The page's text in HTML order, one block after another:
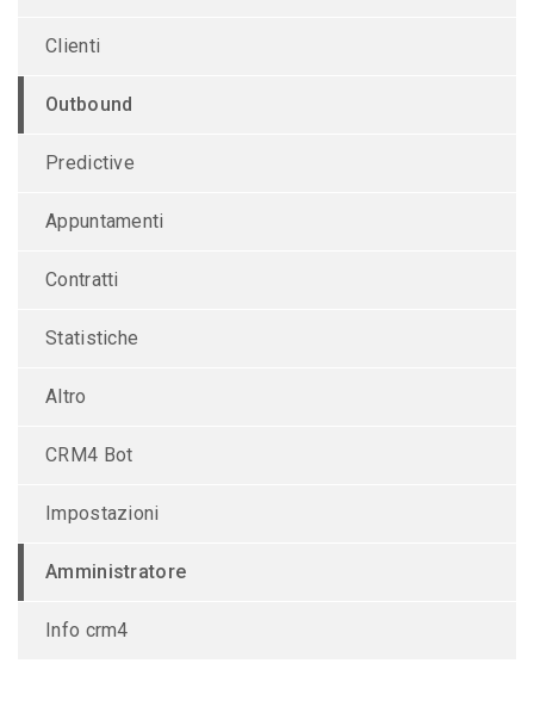
Clienti
Outbound
Predictive
Appuntamenti
Contratti
Statistiche
Altro
CRM4 Bot
Impostazioni
Amministratore
Info crm4